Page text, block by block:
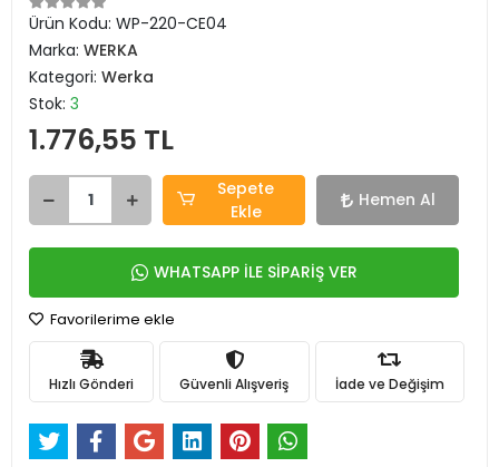
Ürün Kodu: WP-220-CE04
Marka: WERKA
Kategori: Werka
Stok: 3
1.776,55 TL
Sepete
Ekle
Hemen Al
WHATSAPP İLE SİPARİŞ VER
Favorilerime ekle
Hızlı Gönderi Güvenli Alışveriş İade ve Değişim